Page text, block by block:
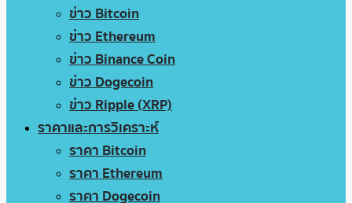
ข่าว Bitcoin
ข่าว Ethereum
ข่าว Binance Coin
ข่าว Dogecoin
ข่าว Ripple (XRP)
ราคาและการวิเคราะห์
ราคา Bitcoin
ราคา Ethereum
ราคา Dogecoin